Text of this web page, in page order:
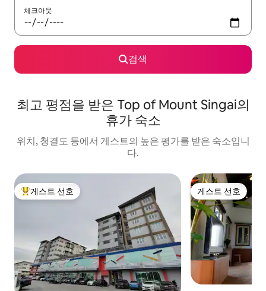
체크아웃
검색
최고 평점을 받은 Top of Mount Singai의
휴가 숙소
위치, 청결도 등에서 게스트의 높은 평가를 받은 숙소입니
다.
상위 게스트 선호
게스트 선호 게스트 선호
게스트 선호